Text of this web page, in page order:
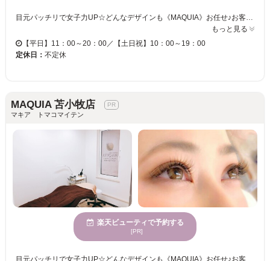
もっと見る
【平日】11：00～20：00／【土日祝】10：00～19：00
定休日： 不定休
MAQUIA 苫小牧店
マキア トマコマイテン
楽天ビューティで予約する
[PR]